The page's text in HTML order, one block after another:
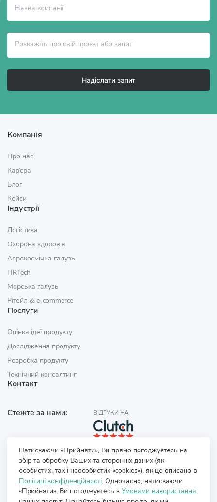
Натискаючи «Прийняти», Ви прямо погоджуєтесь на
збір та обробку Ваших та сторонніх даних (як
особистих, так і неособистих «cookies»), як це описано в
Політиці конфіденційності. Одночасно, натискаючи
«Прийняти», Ви погоджуєтесь з Умовами використання
Надіслати запит
Компанія
Про нас
Кар’єра
Блог
Кейси
Індустрії
Логістика
Охорона здоров’я
Аерокосмічна галузь
HRTech
Морська галузь
Рітейл & e‑commerce
Послуги
Оцінка ідеї продукту
Дослідження продукту
Розробка продукту
Технічний консалтинг
Контакт
Стежте за нами: ВІДГУКИ НА